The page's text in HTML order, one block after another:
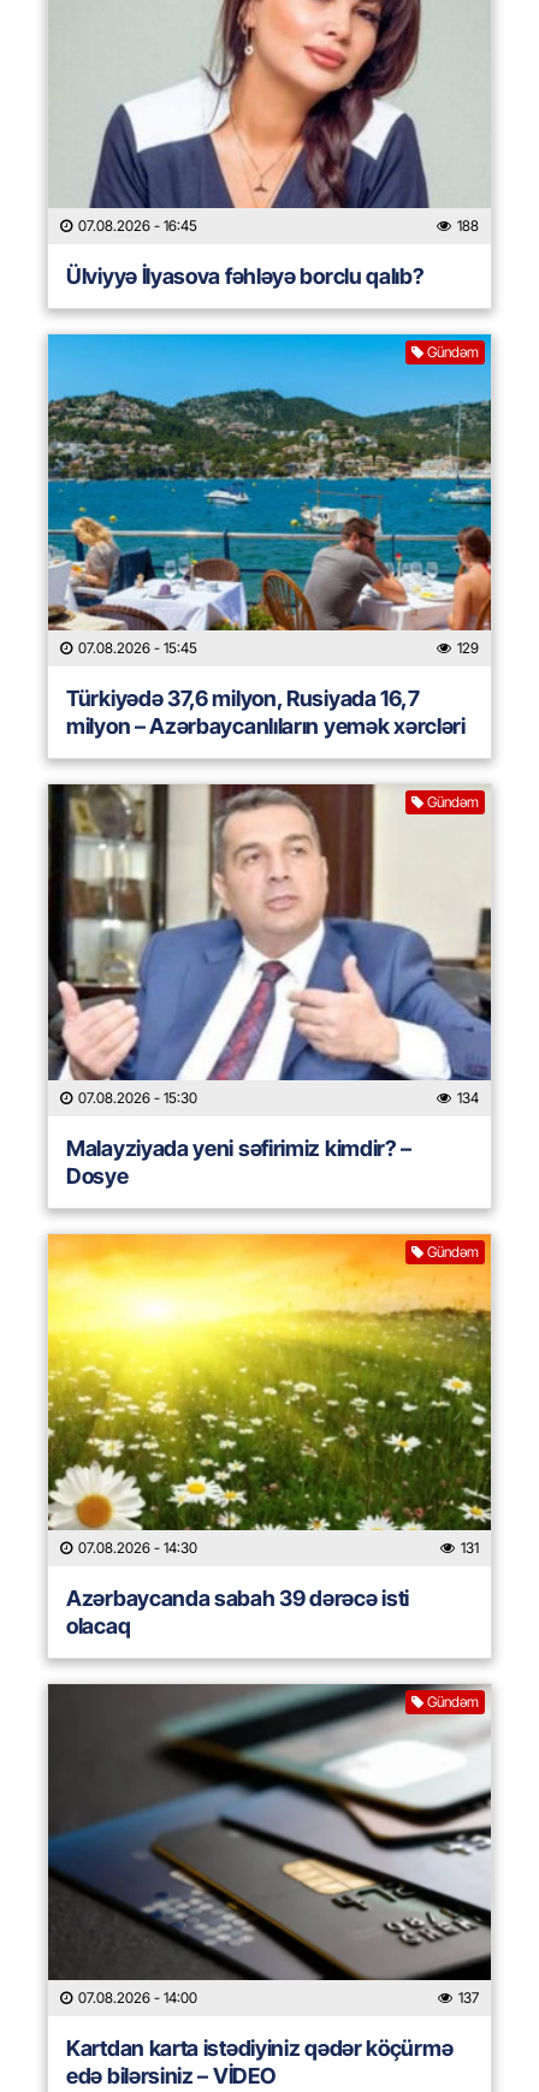
07.08.2026 - 16:45 188
Ülviyyə İlyasova fəhləyə borclu qalıb?
Gündəm
07.08.2026 - 15:45 129
Türkiyədə 37,6 milyon, Rusiyada 16,7
milyon – Azərbaycanlıların yemək xərcləri
Gündəm
07.08.2026 - 15:30 134
Malayziyada yeni səfirimiz kimdir? –
Dosye
Gündəm
07.08.2026 - 14:30 131
Azərbaycanda sabah 39 dərəcə isti
olacaq
Gündəm
07.08.2026 - 14:00 137
Kartdan karta istədiyiniz qədər köçürmə
edə bilərsiniz – VİDEO